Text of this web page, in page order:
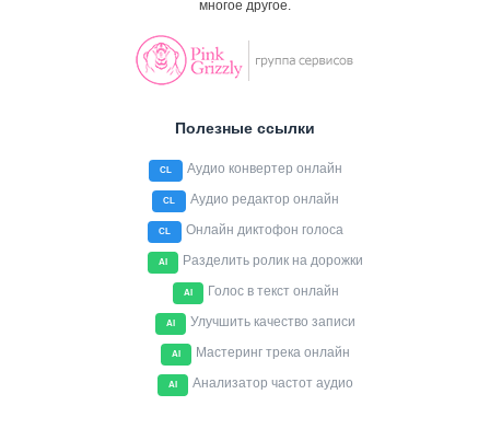
многое другое.
Полезные ссылки
CL Аудио конвертер онлайн
CL Аудио редактор онлайн
CL Онлайн диктофон голоса
AI Разделить ролик на дорожки
AI Голос в текст онлайн
AI Улучшить качество записи
AI Мастеринг трека онлайн
AI Анализатор частот аудио